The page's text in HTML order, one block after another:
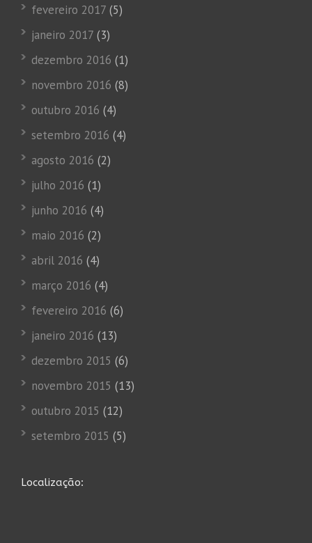
fevereiro 2017 (5)
janeiro 2017 (3)
dezembro 2016 (1)
novembro 2016 (8)
outubro 2016 (4)
setembro 2016 (4)
agosto 2016 (2)
julho 2016 (1)
junho 2016 (4)
maio 2016 (2)
abril 2016 (4)
março 2016 (4)
fevereiro 2016 (6)
janeiro 2016 (13)
dezembro 2015 (6)
novembro 2015 (13)
outubro 2015 (12)
setembro 2015 (5)
Localização: